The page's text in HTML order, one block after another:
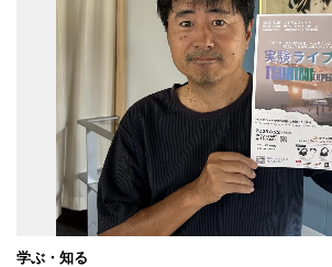
学ぶ・知る